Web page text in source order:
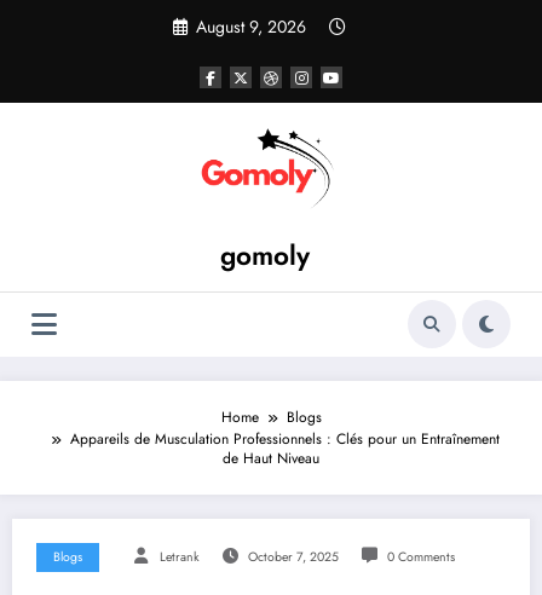
August 9, 2026
gomoly
Home
Blogs
Appareils de Musculation Professionnels : Clés pour un Entraînement
de Haut Niveau
Blogs Letrank October 7, 2025 0 Comments